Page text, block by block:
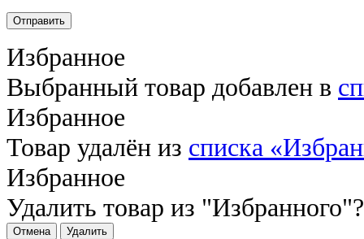
Отправить
Избранное
Выбранный товар добавлен в
Избранное
Товар удалён из списка
Избранное
Удалить товар из "Избранного"?
Отмена Удалить